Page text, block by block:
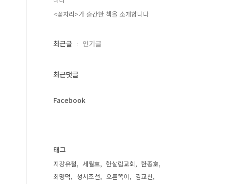
<꽃자리>가 출간한 책을 소개합니다
최근글 인기글
최근댓글
Facebook
태그
지강유철 세월호 한살림교회
한종호
최명덕
성서조선 오른쪽이
김교신